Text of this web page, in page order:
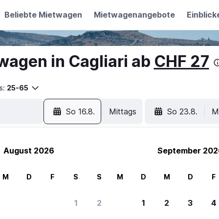
Beliebte Mietwagen Mietwagenangebote
in Cagliari ab CHF 27
25-65
So 16.8. Mittags So 23.8.
August 2026
M D F S S
1 2
September
M D M D F
1 2 3 4